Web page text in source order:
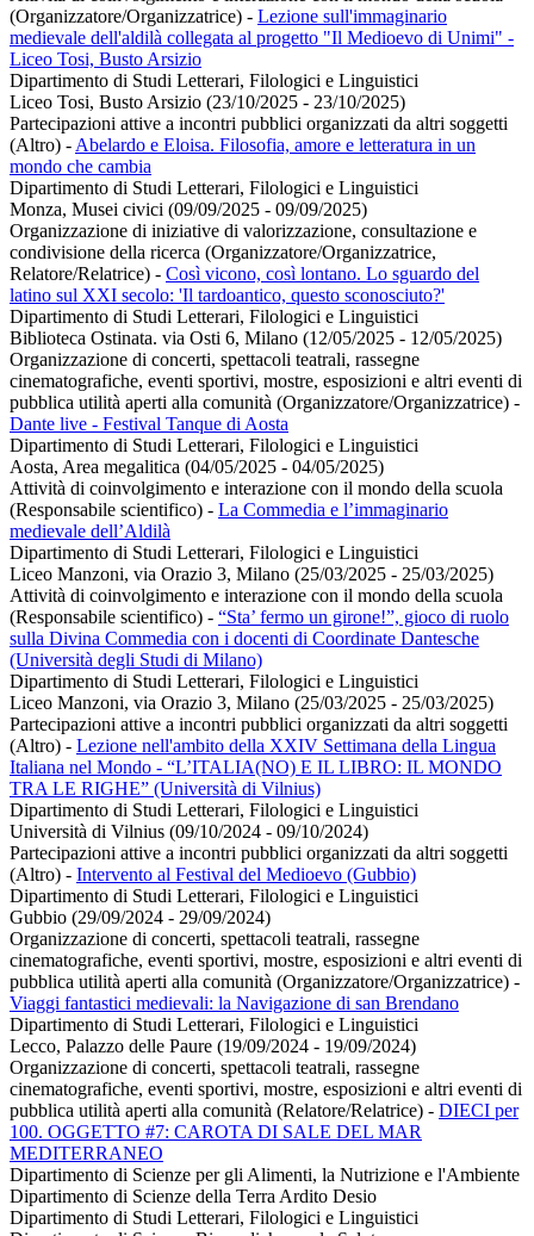
(Organizzatore/Organizzatrice) - Lezione sull'immaginario
medievale dell'aldilà collegata al progetto "Il Medioevo di Unimi" -
Liceo Tosi, Busto Arsizio
Dipartimento di Studi Letterari, Filologici e Linguistici
Liceo Tosi, Busto Arsizio (23/10/2025 - 23/10/2025)
Partecipazioni attive a incontri pubblici organizzati da altri soggetti
(Altro) - Abelardo e Eloisa. Filosofia, amore e letteratura in un
mondo che cambia
Dipartimento di Studi Letterari, Filologici e Linguistici
Monza, Musei civici (09/09/2025 - 09/09/2025)
Organizzazione di iniziative di valorizzazione, consultazione e
condivisione della ricerca (Organizzatore/Organizzatrice,
Relatore/Relatrice) - Così vicono, così lontano. Lo sguardo del
latino sul XXI secolo: 'Il tardoantico, questo sconosciuto?'
Dipartimento di Studi Letterari, Filologici e Linguistici
Biblioteca Ostinata. via Osti 6, Milano (12/05/2025 - 12/05/2025)
Organizzazione di concerti, spettacoli teatrali, rassegne
cinematografiche, eventi sportivi, mostre, esposizioni e altri eventi di
pubblica utilità aperti alla comunità (Organizzatore/Organizzatrice) -
Dante live - Festival Tanque di Aosta
Dipartimento di Studi Letterari, Filologici e Linguistici
Aosta, Area megalitica (04/05/2025 - 04/05/2025)
Attività di coinvolgimento e interazione con il mondo della scuola
(Responsabile scientifico) - La Commedia e l’immaginario
medievale dell’Aldilà
Dipartimento di Studi Letterari, Filologici e Linguistici
Liceo Manzoni, via Orazio 3, Milano (25/03/2025 - 25/03/2025)
Attività di coinvolgimento e interazione con il mondo della scuola
(Responsabile scientifico) - “Sta’ fermo un girone!”, gioco di ruolo
sulla Divina Commedia con i docenti di Coordinate Dantesche
(Università degli Studi di Milano)
Dipartimento di Studi Letterari, Filologici e Linguistici
Liceo Manzoni, via Orazio 3, Milano (25/03/2025 - 25/03/2025)
Partecipazioni attive a incontri pubblici organizzati da altri soggetti
(Altro) - Lezione nell'ambito della XXIV Settimana della Lingua
Italiana nel Mondo - “L’ITALIA(NO) E IL LIBRO: IL MONDO
TRA LE RIGHE” (Università di Vilnius)
Dipartimento di Studi Letterari, Filologici e Linguistici
Università di Vilnius (09/10/2024 - 09/10/2024)
Partecipazioni attive a incontri pubblici organizzati da altri soggetti
(Altro) - Intervento al Festival del Medioevo (Gubbio)
Dipartimento di Studi Letterari, Filologici e Linguistici
Gubbio (29/09/2024 - 29/09/2024)
Organizzazione di concerti, spettacoli teatrali, rassegne
cinematografiche, eventi sportivi, mostre, esposizioni e altri eventi di
pubblica utilità aperti alla comunità (Organizzatore/Organizzatrice) -
Viaggi fantastici medievali: la Navigazione di san Brendano
Dipartimento di Studi Letterari, Filologici e Linguistici
Lecco, Palazzo delle Paure (19/09/2024 - 19/09/2024)
Organizzazione di concerti, spettacoli teatrali, rassegne
cinematografiche, eventi sportivi, mostre, esposizioni e altri eventi di
pubblica utilità aperti alla comunità (Relatore/Relatrice) - DIECI per
100. OGGETTO #7: CAROTA DI SALE DEL MAR
MEDITERRANEO
Dipartimento di Scienze per gli Alimenti, la Nutrizione e l'Ambiente
Dipartimento di Scienze della Terra Ardito Desio
Dipartimento di Studi Letterari, Filologici e Linguistici